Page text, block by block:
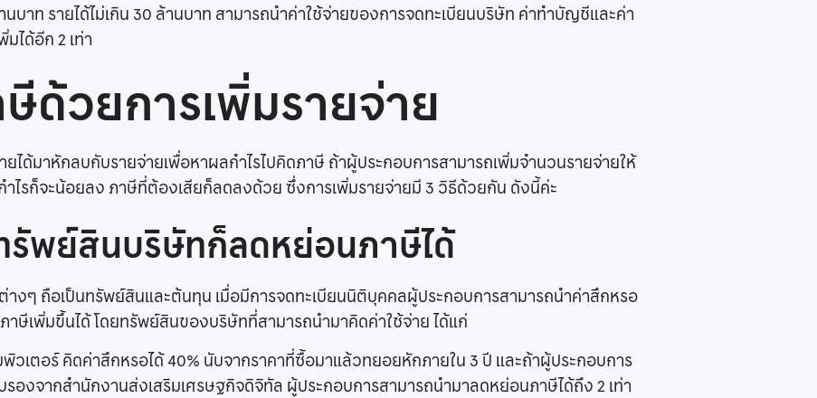
นบาท รายได้ไม่เกิน 30 ล้านบาท สามารถนำค่าใช้จ่ายของการจดทะเบียนบริษัท ค่าทำบัญชีและค่า
ได้อีก 2 เท่า
ด้วยการเพิ่มรายจ่าย
ได้มาหักลบกับรายจ่ายเพื่อหาผลกำไรไปคิดภาษี ถ้าผู้ประกอบการสามารถเพิ่มจำนวนรายจ่ายให้
ำไรก็จะน้อยลง ภาษีที่ต้องเสียก็ลดลงด้วย ซึ่งการเพิ่มรายจ่ายมี 3 วิธีด้วยกัน ดังนี้ค่ะ
พย์สินบริษัทก็ลดหย่อนภาษีได้
างๆ ถือเป็นทรัพย์สินและต้นทุน เมื่อมีการจดทะเบียนนิติบุคคลผู้ประกอบการสามารถนำค่าสึกหรอ
ษีเพิ่มขึ้นได้ โดยทรัพย์สินของบริษัทที่สามารถนำมาคิดค่าใช้จ่าย ได้แก่
วเตอร์ คิดค่าสึกหรอได้ 40% นับจากราคาที่ซื้อมาแล้วทยอยหักภายใน 3 ปี และถ้าผู้ประกอบการ
รองจากสำนักงานส่งเสริมเศรษฐกิจดิจิทัล ผู้ประกอบการสามารถนำมาลดหย่อนภาษีได้ถึง 2 เท่า